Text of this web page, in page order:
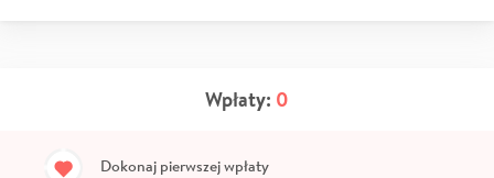
Wpłaty: 0
Dokonaj pierwszej wpłaty